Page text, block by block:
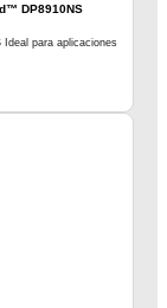
DP8910NS
para aplicaciones